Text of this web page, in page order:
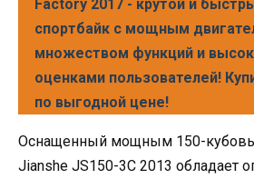
Factory 2017 - крутой и
спортбайк с мощным
множеством функций и
оценками пользователей!
по выгодной цене!
Оснащенный мощным 150-
Jianshe JS150-3C 2013 обладает